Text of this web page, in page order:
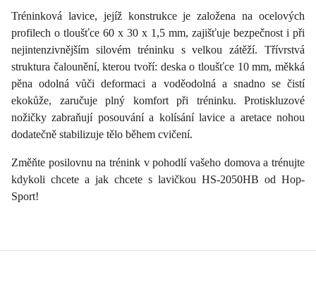
Tréninková lavice, jejíž konstrukce je založena na ocelových
profilech o tloušťce 60 x 30 x 1,5 mm, zajišťuje bezpečnost i při
nejintenzivnějším silovém tréninku s velkou zátěží. Třívrstvá
struktura čalounění, kterou tvoří: deska o tloušťce 10 mm, měkká
pěna odolná vůči deformaci a voděodolná a snadno se čistí
ekokůže, zaručuje plný komfort při tréninku. Protiskluzové
nožičky zabraňují posouvání a kolísání lavice a aretace nohou
dodatečně stabilizuje tělo během cvičení.
Změňte posilovnu na trénink v pohodlí vašeho domova a trénujte
kdykoli chcete a jak chcete s lavičkou HS-2050HB od Hop-
Sport!